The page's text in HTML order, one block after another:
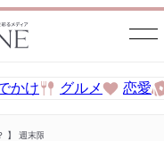
かけ グルメ 恋愛
】 週末限定！“ 秘密にしたい ” お洒落